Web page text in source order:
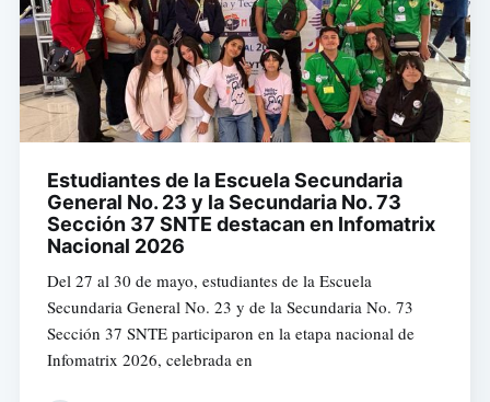
Estudiantes de la Escuela Secundaria
General No. 23 y la Secundaria No. 73
Sección 37 SNTE destacan en Infomatrix
Nacional 2026
Del 27 al 30 de mayo, estudiantes de la Escuela
Secundaria General No. 23 y de la Secundaria No. 73
Sección 37 SNTE participaron en la etapa nacional de
Infomatrix 2026, celebrada en